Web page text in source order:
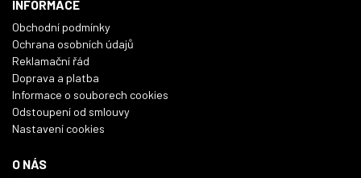
INFORMACE
Obchodní podmínky
Ochrana osobních údajů
Reklamační řád
Doprava a platba
Informace o souborech cookies
Odstoupení od smlouvy
Nastavení cookies
O NÁS